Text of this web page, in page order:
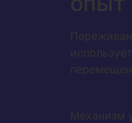
Механизм